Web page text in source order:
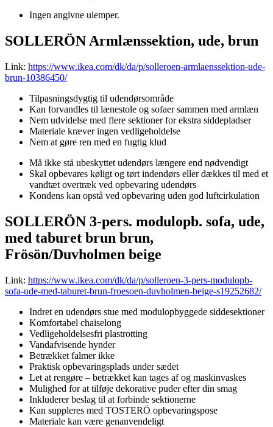
Ingen angivne ulemper.
SOLLERÖN Armlænssektion, ude, brun
Link: https://www.ikea.com/dk/da/p/solleroen-armlaenssektion-ude-
brun-10386450/
Tilpasningsdygtig til udendørsområde
Kan forvandles til lænestole og sofaer sammen med armlæn
Nem udvidelse med flere sektioner for ekstra siddepladser
Materiale kræver ingen vedligeholdelse
Nem at gøre ren med en fugtig klud
Må ikke stå ubeskyttet udendørs længere end nødvendigt
Skal opbevares køligt og tørt indendørs eller dækkes til med et
vandtæt overtræk ved opbevaring udendørs
Kondens kan opstå ved opbevaring uden god luftcirkulation
SOLLERÖN 3-pers. modulopb. sofa, ude,
med taburet brun brun,
Frösön/Duvholmen beige
Link: https://www.ikea.com/dk/da/p/solleroen-3-pers-modulopb-
sofa-ude-med-taburet-brun-froesoen-duvholmen-beige-s19252682/
Indret en udendørs stue med modulopbyggede siddesektioner
Komfortabel chaiselong
Vedligeholdelsesfri plastrotting
Vandafvisende hynder
Betrækket falmer ikke
Praktisk opbevaringsplads under sædet
Let at rengøre – betrækket kan tages af og maskinvaskes
Mulighed for at tilføje dekorative puder efter din smag
Inkluderer beslag til at forbinde sektionerne
Kan suppleres med TOSTERÖ opbevaringspose
Materiale kan være genanvendeligt